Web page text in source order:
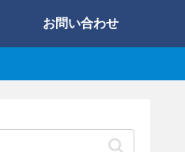
お問い合わせ